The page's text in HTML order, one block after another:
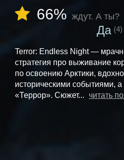
66% ждут. А ты?
Да (4)
Terror: Endless Night —
стратегия про выживание
по освоению Арктики,
историческими событиями,
«Террор». Сюжет...
читать